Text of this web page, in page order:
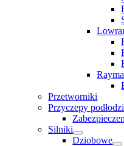
Przetworniki
Przyczepy
Silniki
Dziobowe